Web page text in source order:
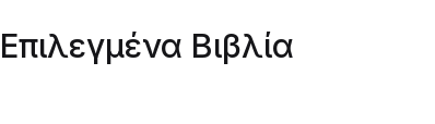
Επιλεγμένα Βιβλία